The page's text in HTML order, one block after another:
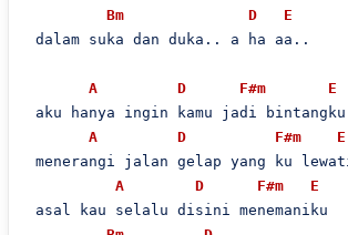
Bm
D
E
dalam suka dan duka.. a ha aa..
A D F#m
E
aku hanya ingin kamu jadi bintangku
A
D F#m
E
menerangi jalan gelap yang ku
A
D F#m
E
asal kau selalu disini menemaniku